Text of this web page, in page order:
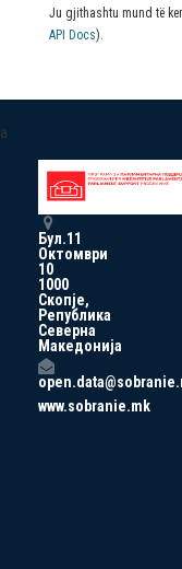
Ju gjithashtu mund të
API Docs).
a
Бул.11
Октомври
10
1000
Скопје,
Република
Северна
Македонија
www.sobranie.mk